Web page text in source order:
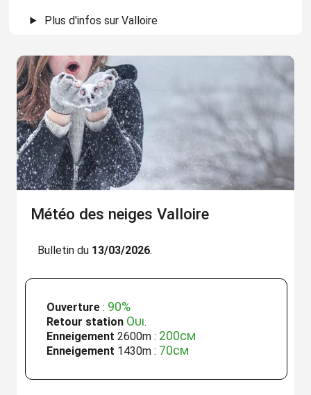
Plus d'infos sur Valloire
Météo des neiges Valloire
Bulletin du 13/03/2026.
Ouverture: 90%
Retour station Oui.
Enneigement 2600m : 200cm
Enneigement 1430m : 70cm